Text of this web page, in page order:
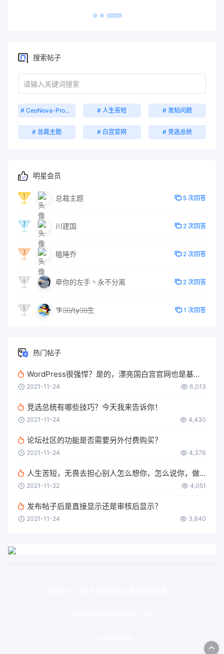
搜索帖子
# CeoNova-Pro主题 # 人生苦短 # 发帖问题
# 总裁主题 # 白宫官网 # 竞选总统
明星会员
总裁主题 5 次回答
川建国 2 次回答
瞌睡乔 2 次回答
牵你的左手丶永不分离 2 次回答
🌴̶岷̶水̶/ty̶小̶学̶生 1 次回答
热门帖子
WordPress很强悍？是的，漂亮国白宫官网也是基于WordPress
2021-11-24 6,013
竞选总统有哪些技巧？今天我来告诉你！
2021-11-24 4,430
论坛社区的功能是否需要另外付费购买？
2021-11-24 4,376
人生苦短，无畏去担心别人怎么想你，怎么说你，做你该做的，做你想做的
2021-11-22 4,051
发布帖子后是直接显示还是审核后显示？
2021-11-24 3,840